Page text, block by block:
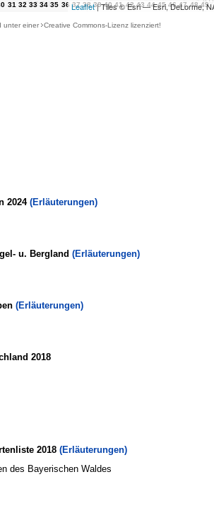
Leaflet| Tiles © Esri — Esri, DeLorme,
unter einer Creative Commons-Lizenz lizenziert!
2024(Erläuterungen)
u. Bergland (Erläuterungen)
(Erläuterungen)
2018
2018 (Erläuterungen)
des Bayerischen Waldes